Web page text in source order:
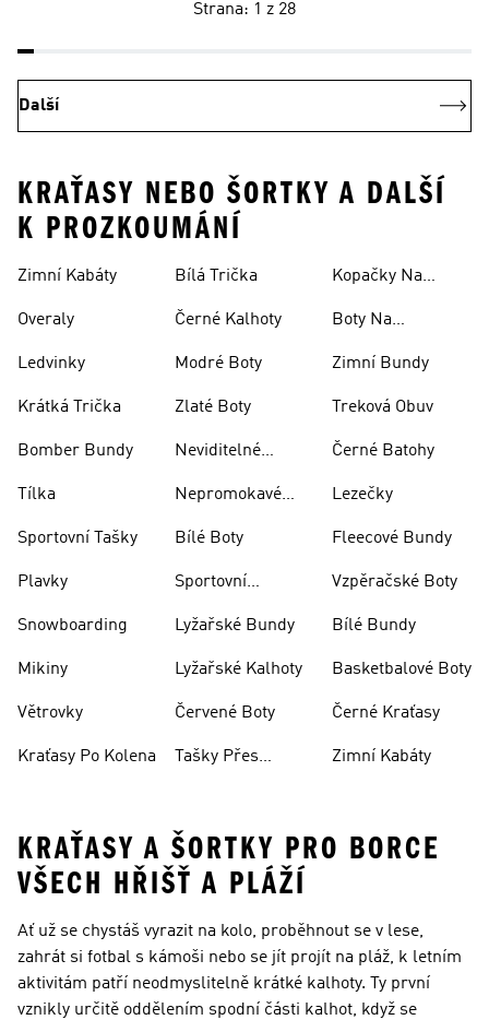
Strana: 1 z 28
Další
KRAŤASY NEBO ŠORTKY A DALŠÍ
K PROZKOUMÁNÍ
Zimní Kabáty
Overaly
Ledvinky
Krátká Trička
Bomber Bundy
Tílka
Sportovní Tašky
Plavky
Snowboarding
Mikiny
Větrovky
Kraťasy Po Kolena
Bílá Trička
Černé Kalhoty
Modré Boty
Zlaté Boty
Neviditelné
Nepromokavé
Bílé Boty
Sportovní
Lyžařské Bundy
Lyžařské Kalhoty
Červené Boty
Tašky Přes
Kopačky Na
Boty Na
Zimní Bundy
Treková Obuv
Černé Batohy
Lezečky
Fleecové Bundy
Vzpěračské Boty
Bílé Bundy
Basketbalové Boty
Černé Kraťasy
Zimní Kabáty
KRAŤASY A ŠORTKY PRO BORCE
VŠECH HŘIŠŤ A PLÁŽÍ
Ať už se chystáš vyrazit na kolo, proběhnout se v lese,
zahrát si fotbal s kámoši nebo se jít projít na pláž, k letním
aktivitám patří neodmyslitelně krátké kalhoty. Ty první
vznikly určitě oddělením spodní části kalhot, když se